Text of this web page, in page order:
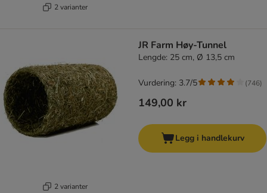
2 varianter
2 varianter
JR Farm Høy-Tunnel
Lengde: 25 cm, Ø 13,5 cm
149,00 kr
Vurdering: 3.7/5 (746)
Legg i handlekurv